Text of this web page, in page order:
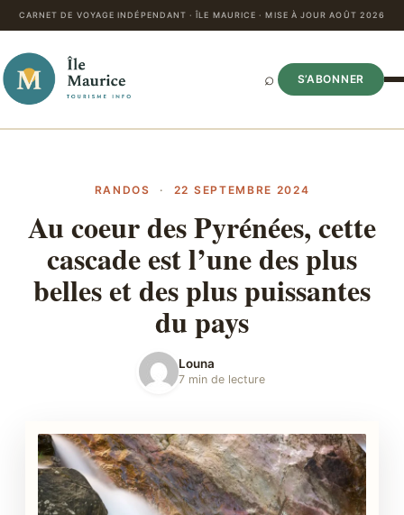
CARNET DE VOYAGE INDÉPENDANT · ÎLE MAURICE · MISE À JOUR AOÛT 2026
⌕ S’ABONNER
RANDOS · 22 SEPTEMBRE 2024
Au coeur des Pyrénées, cette
cascade est l’une des plus
belles et des plus puissantes
du pays
Louna
7 min de lecture